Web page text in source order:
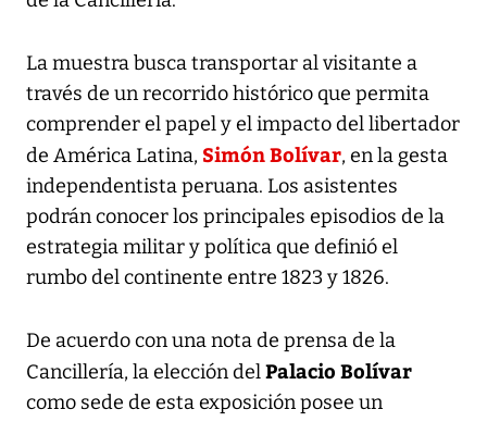
La muestra busca transportar al visitante a
través de un recorrido histórico que permita
comprender el papel y el impacto del libertador
de América Latina, Simón Bolívar, en la gesta
independentista peruana. Los asistentes
podrán conocer los principales episodios de la
estrategia militar y política que definió el
rumbo del continente entre 1823 y 1826.
De acuerdo con una nota de prensa de la
Cancillería, la elección delPalacio Bolívar
como sede de esta exposición posee un